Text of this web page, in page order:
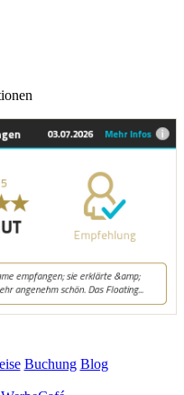
Buchung Blog